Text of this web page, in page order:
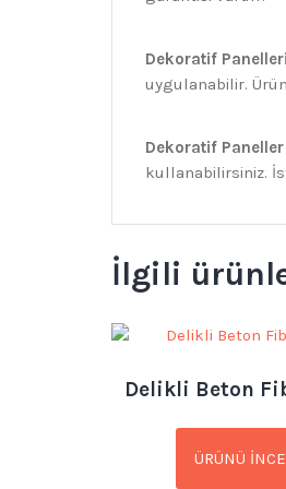
Dekoratif
uygulanabilir.
Dekoratif Paneller
kullanabilirsiniz.
İlgili
Delikli Beton
ÜRÜNÜ